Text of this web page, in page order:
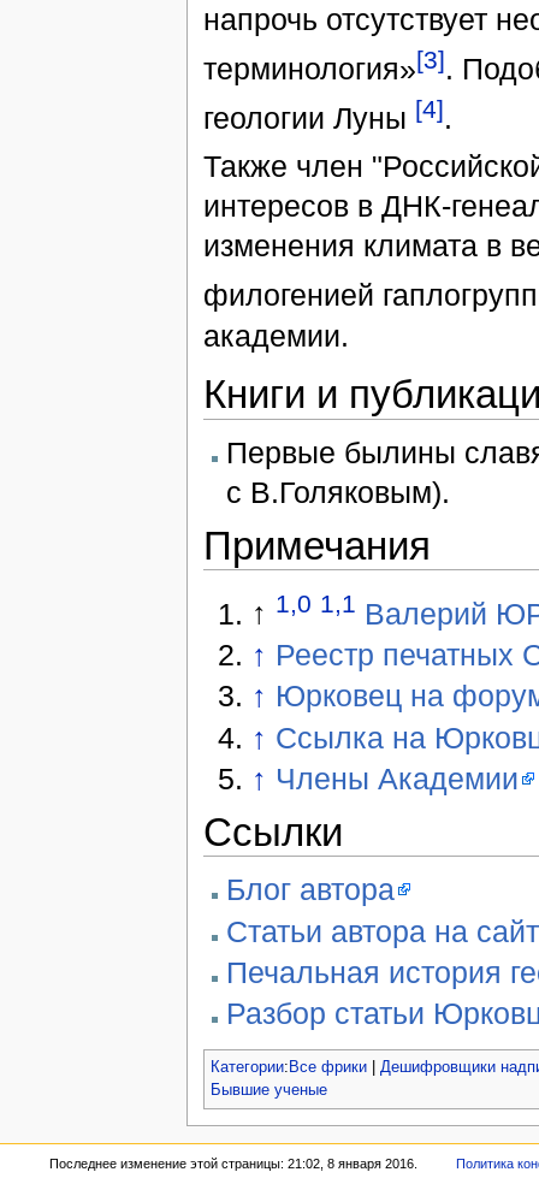
напрочь отсутствует
терминология»[3].
геологии Луны [4].
Также член
интересов в ДНК-
изменения климата в
филогенией гаплогрупп
академии.
Книги и
Первые былины
с В.Голяковым).
Примечания
↑ 1,0 1,1 Валерий
↑ Реестр печатных
↑ Юрковец на
↑ Ссылка на
↑ Члены Академии
Ссылки
Блог автора
Статьи автора на
Печальная история
Разбор статьи
Категории: Все фрики| Дешифровщики
Бывшие ученые
Последнее изменение этой страницы: 21:02, 8 января 2016. Политика